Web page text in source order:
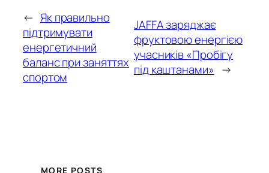
← Як правильно
підтримувати
енергетичний
баланс при заняттях
спортом
JAFFA заряджає
фруктовою енергією
учасників «Пробігу
під каштанами» →
MORE POSTS